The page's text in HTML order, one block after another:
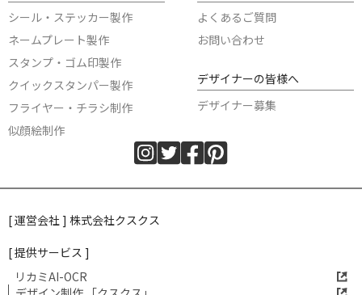
シール・ステッカー製作
ネームプレート製作
スタンプ・ゴム印製作
クイックスタンパー製作
フライヤー・チラシ制作
似顔絵制作
よくあるご質問
お問い合わせ
デザイナーの皆様へ
デザイナー募集
[ 運営会社 ] 株式会社クスクス
[ 提供サービス ]
リカミAI-OCR